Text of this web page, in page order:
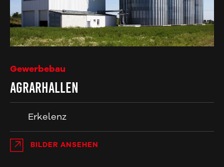
Gewerbebau
Agrarhallen
Erkelenz
BILDER ANSEHEN